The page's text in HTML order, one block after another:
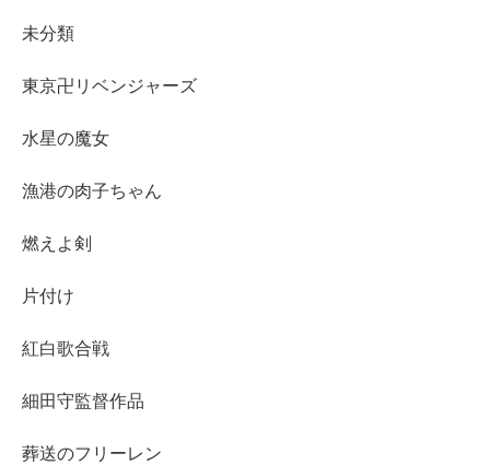
未分類
東京卍リベンジャーズ
水星の魔女
漁港の肉子ちゃん
燃えよ剣
片付け
紅白歌合戦
細田守監督作品
葬送のフリーレン